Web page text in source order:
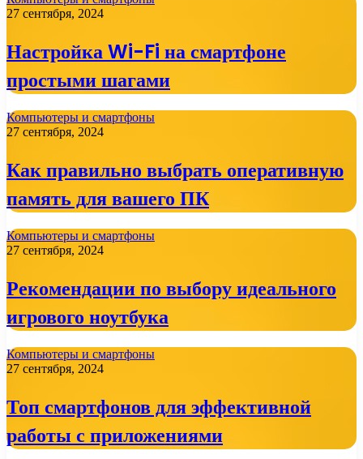
27 сентября, 2024
Настройка Wi-Fi на смартфоне
простыми шагами
Компьютеры и смартфоны
27 сентября, 2024
Как правильно выбрать оперативную
память для вашего ПК
Компьютеры и смартфоны
27 сентября, 2024
Рекомендации по выбору идеального
игрового ноутбука
Компьютеры и смартфоны
27 сентября, 2024
Топ смартфонов для эффективной
работы с приложениями